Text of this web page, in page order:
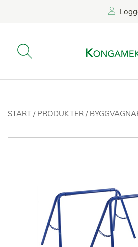
START / PRODUKTER /